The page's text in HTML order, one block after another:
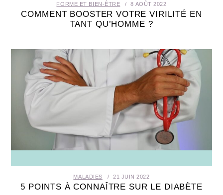
FORME ET BIEN-ÊTRE 8 AOÛT 2022
COMMENT BOOSTER VOTRE VIRILITÉ EN
TANT QU’HOMME ?
MALADIES 21 JUIN 2022
5 POINTS À CONNAÎTRE SUR LE DIABÈTE